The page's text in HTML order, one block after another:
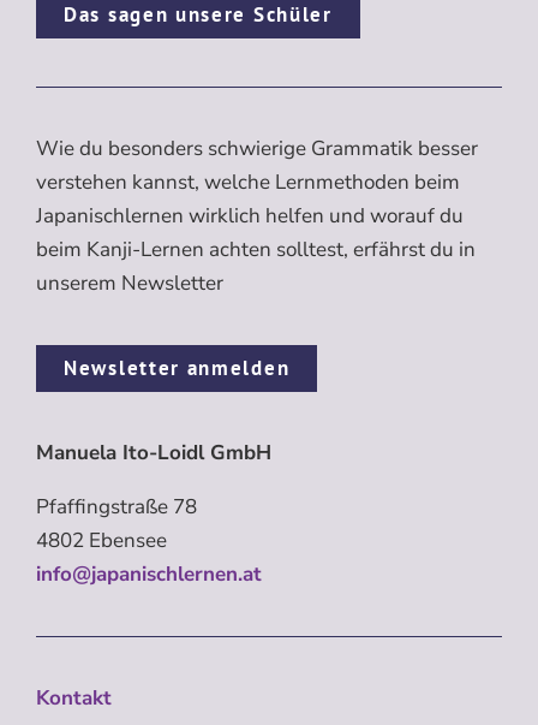
Das sagen unsere Schüler
Wie du besonders schwierige Grammatik besser
verstehen kannst, welche Lernmethoden beim
Japanischlernen wirklich helfen und worauf du
beim Kanji-Lernen achten solltest, erfährst du in
unserem Newsletter
Newsletter anmelden
Manuela Ito-Loidl GmbH
Pfaffingstraße 78
4802 Ebensee
info@japanischlernen.at
Kontakt